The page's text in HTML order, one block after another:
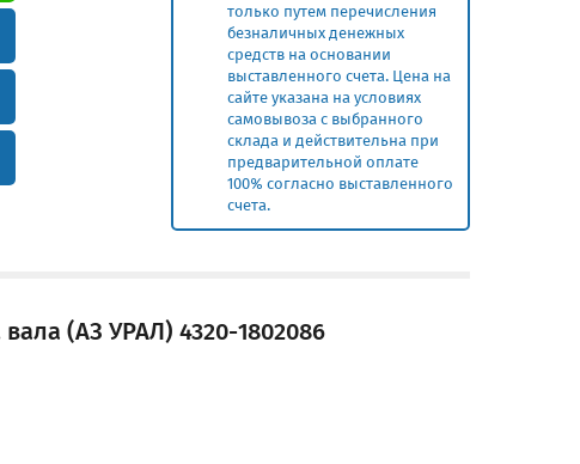
только путем перечисления
безналичных денежных
средств на основании
выставленного счета. Цена на
сайте указана на условиях
самовывоза с выбранного
склада и действительна при
предварительной оплате
100% согласно выставленного
счета.
(АЗ УРАЛ) 4320-1802086